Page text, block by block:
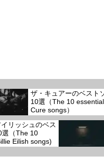
ザ・キュアーのベスト
10選（The 10
Cure songs）
リッシュのベス
選（The 10
Eilish songs)